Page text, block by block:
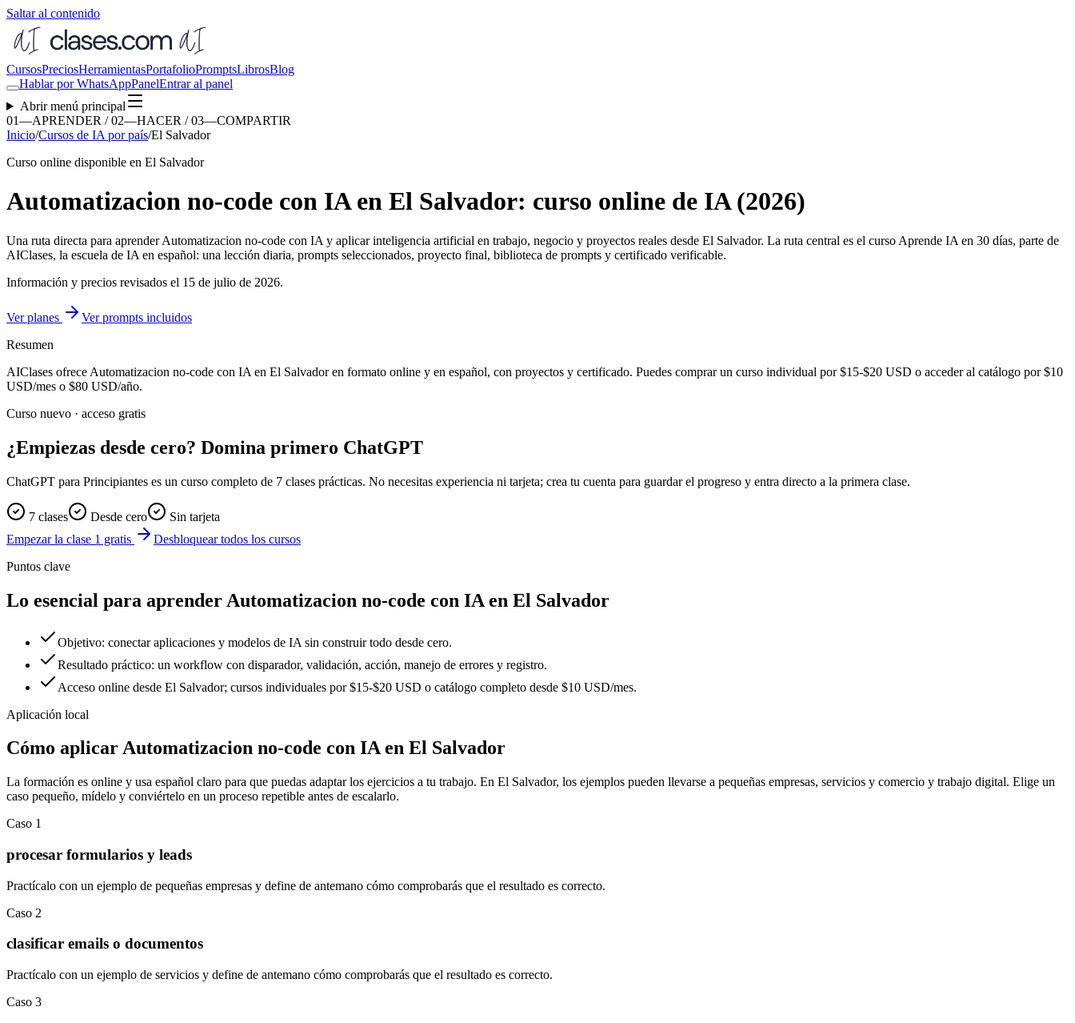
Saltar al contenido
CursosPreciosHerramientasPortafolioPromptsLibrosBlog
Hablar por WhatsAppPanelEntrar al panel
Abrir menú principal
01—APRENDER / 02—HACER / 03—COMPARTIR
Inicio/Cursos de IA por país/El Salvador
Curso online disponible en El Salvador
Automatizacion no-code con IA en El Salvador: curso online de IA (2026)
Una ruta directa para aprenderAutomatizacion no-code con IA y aplicar inteligencia artificial en trabajo, negocio y proyectos reales desde El Salvador. La ruta central es el curso Aprende IA en 30 días, parte de
AIClases, la escuela de IA en español: una lección diaria, prompts seleccionados, proyecto final, biblioteca de prompts y certificado verificable.
Información y precios revisados el 15 de julio de 2026.
Ver planes
Ver prompts incluidos
Resumen
AIClases ofrece Automatizacion no-code con IA en El Salvadoren formato online y en español, con proyectos y certificado. Puedes comprar un curso individual por$15-$20 USD o acceder al catálogo por$10
USD/mes o $80 USD/año.
Curso nuevo · acceso gratis
¿Empiezas desde cero? Domina primero ChatGPT
ChatGPT para Principiantes es un curso completo de 7 clases prácticas. No necesitas experiencia ni tarjeta; crea tu cuenta para guardar el progreso y entra directo a la primera clase.
7 clases Desde cero
Sin tarjeta
Empezar la clase 1 gratis
Desbloquear todos los cursos
Puntos clave
Lo esencial para aprender Automatizacion no-code con IA en El Salvador
Objetivo: conectar aplicaciones y modelos de IA sin construir todo desde cero.
Resultado práctico: un workflow con disparador, validación, acción, manejo de errores y registro.
Acceso online desde El Salvador; cursos individuales por $15-$20 USD o catálogo completo desde $10 USD/mes.
Aplicación local
Cómo aplicarAutomatizacion no-code con IAen El Salvador
La formación es online y usa español claro para que puedas adaptar los ejercicios a tu trabajo. En El Salvador, los ejemplos pueden llevarse a pequeñas empresas, servicios y comercio y trabajo digital. Elige un
caso pequeño, mídelo y conviértelo en un proceso repetible antes de escalarlo.
Caso 1
procesar formularios y leads
Practícalo con un ejemplo de pequeñas empresas y define de antemano cómo comprobarás que el resultado es correcto.
Caso 2
clasificar emails o documentos
Practícalo con un ejemplo de servicios y define de antemano cómo comprobarás que el resultado es correcto.
Caso 3